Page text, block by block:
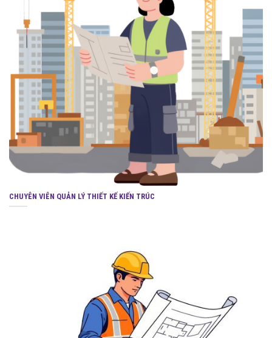
CHUYÊN VIÊN QUẢN LÝ THIẾT KẾ KIẾN TRÚC